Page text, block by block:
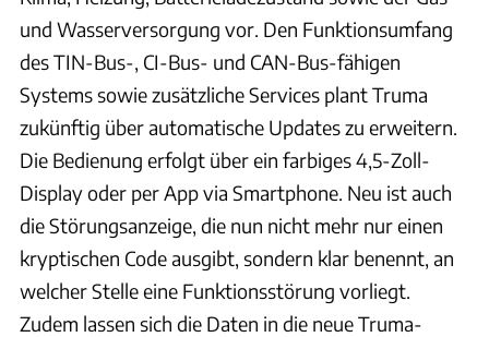
und Wasserversorgung vor. Den Funktionsumfang
des TIN-Bus-, CI-Bus- und CAN-Bus-fähigen
Systems sowie zusätzliche Services plant Truma
zukünftig über automatische Updates zu erweitern.
Die Bedienung erfolgt über ein farbiges 4,5-Zoll-
Display oder per App via Smartphone. Neu ist auch
die Störungsanzeige, die nun nicht mehr nur einen
kryptischen Code ausgibt, sondern klar benennt, an
welcher Stelle eine Funktionsstörung vorliegt.
Zudem lassen sich die Daten in die neue Truma-